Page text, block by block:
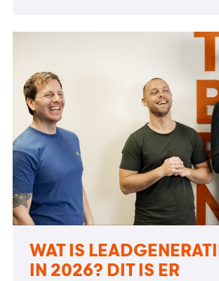
WAT IS
IN 2026? DIT IS ER